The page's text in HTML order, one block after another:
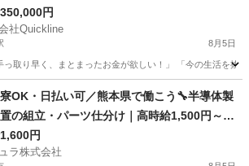
円
社Quickline
8月5日
っ取り早く、まとまったお金が欲しい！」 「今の生活を抜
駅 工場 時給
OK・日払い可／熊本県で働こう🔧半導体製
の組立・パーツ仕分け｜高時給1,500円～1,
｜日払いOK｜土日祝休み｜熊本県菊池市
】
円
ラ株式会社